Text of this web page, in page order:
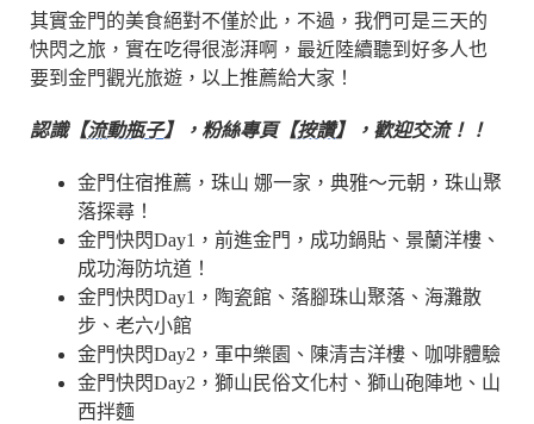
其實金門的美食絕對不僅於此，不過，我們可是三天的
快閃之旅，實在吃得很澎湃啊，最近陸續聽到好多人也
要到金門觀光旅遊，以上推薦給大家！
認識【流動瓶子】，粉絲專頁【按讚】，歡迎交流！！
金門住宿推薦，珠山 娜一家，典雅～元朝，珠山聚
落探尋！
金門快閃Day1，前進金門，成功鍋貼、景蘭洋樓、
成功海防坑道！
金門快閃Day1，陶瓷館、落腳珠山聚落、海灘散
步、老六小館
金門快閃Day2，軍中樂園、陳清吉洋樓、咖啡體驗
金門快閃Day2，獅山民俗文化村、獅山砲陣地、山
西拌麵